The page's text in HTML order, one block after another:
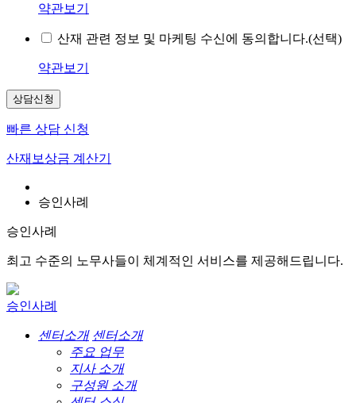
약관보기
산재 관련 정보 및 마케팅 수신에 동의합니다.(선택)
약관보기
상담신청
빠른 상담 신청
산재보상금 계산기
승인사례
승인사례
최고 수준의 노무사들이 체계적인 서비스를 제공해드립니다.
승인사례
센터소개 센터소개
주요 업무
지사 소개
구성원 소개